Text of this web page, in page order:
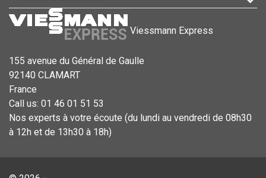
Viessmann Express
155 avenue du Général de Gaulle
92140 CLAMART
France
Call us: 01 46 01 51 53
Nos experts à votre écoute (du lundi au vendredi de 08h30
à 12h et de 13h30 à 18h)